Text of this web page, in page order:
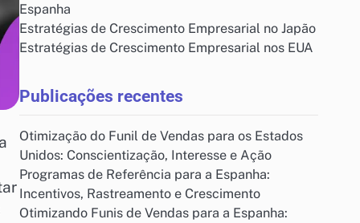
Espanha
Estratégias de Crescimento Empresarial no Japão
Estratégias de Crescimento Empresarial nos EUA
Publicações recentes
Otimização do Funil de Vendas para os Estados
Unidos: Conscientização, Interesse e Ação
Programas de Referência para a Espanha:
Incentivos, Rastreamento e Crescimento
Otimizando Funis de Vendas para a Espanha: